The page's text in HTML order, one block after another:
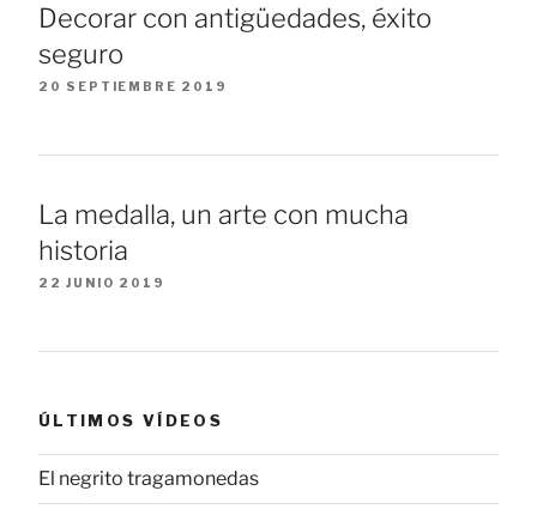
Decorar con antigüedades, éxito
seguro
20 SEPTIEMBRE 2019
La medalla, un arte con mucha
historia
22 JUNIO 2019
ÚLTIMOS VÍDEOS
El negrito tragamonedas